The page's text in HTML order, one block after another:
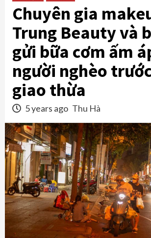
Chuyên gia
Trung Beauty và
gửi bữa cơm ấm
người nghèo
giao thừa
5 years ago Thu Hà